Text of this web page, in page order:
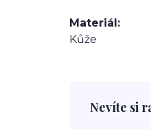
Materiál
Kůže
Nevíte si